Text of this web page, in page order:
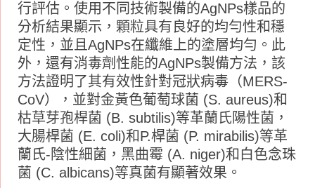
行評估。使用不同技術製備的AgNPs樣品的
分析結果顯示，顆粒具有良好的均勻性和穩
定性，並且AgNPs在纖維上的塗層均勻。此
外，還有消毒劑性能的AgNPs製備方法，該
方法證明了其有效性針對冠狀病毒（MERS-
CoV），並對金黃色葡萄球菌 (S. aureus)和
枯草芽孢桿菌 (B. subtilis)等革蘭氏陽性菌，
大腸桿菌 (E. coli)和P.桿菌 (P. mirabilis)等革
蘭氏-陰性細菌，黑曲霉 (A. niger)和白色念珠
菌 (C. albicans)等真菌有顯著效果。